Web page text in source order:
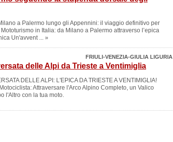
a Palermo lungo gli Appennini: il viaggio definitivo per
in Italia: da Milano a Palermo attraverso l’epica
Un'avvent ... »
FRIULI-VENEZIA-GIULIA LIGURIA
delle Alpi da Trieste a Ventimiglia
DELLE ALPI: L'EPICA DA TRIESTE A VENTIMIGLIA!
Attraversare l'Arco Alpino Completo, un Valico
l'Altro con la tua moto.